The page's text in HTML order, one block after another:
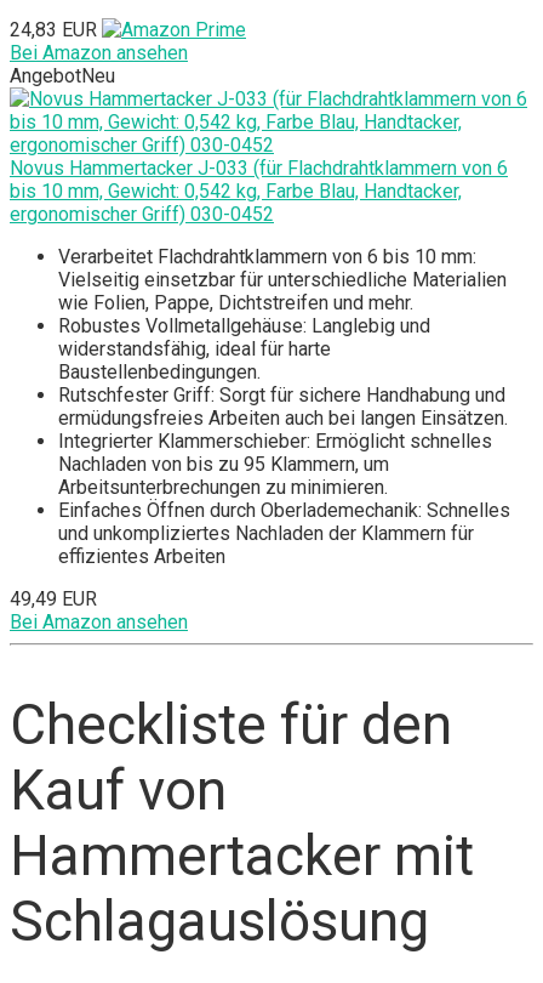
24,83 EUR
Bei Amazon ansehen
AngebotNeu
Novus Hammertacker J-033 (für Flachdrahtklammern von 6
bis 10 mm, Gewicht: 0,542 kg, Farbe Blau, Handtacker,
ergonomischer Griff) 030-0452
Verarbeitet Flachdrahtklammern von 6 bis 10 mm:
Vielseitig einsetzbar für unterschiedliche Materialien
wie Folien, Pappe, Dichtstreifen und mehr.
Robustes Vollmetallgehäuse: Langlebig und
widerstandsfähig, ideal für harte
Baustellenbedingungen.
Rutschfester Griff: Sorgt für sichere Handhabung und
ermüdungsfreies Arbeiten auch bei langen Einsätzen.
Integrierter Klammerschieber: Ermöglicht schnelles
Nachladen von bis zu 95 Klammern, um
Arbeitsunterbrechungen zu minimieren.
Einfaches Öffnen durch Oberlademechanik: Schnelles
und unkompliziertes Nachladen der Klammern für
effizientes Arbeiten
49,49 EUR
Bei Amazon ansehen
Checkliste für den
Kauf von
Hammertacker mit
Schlagauslösung